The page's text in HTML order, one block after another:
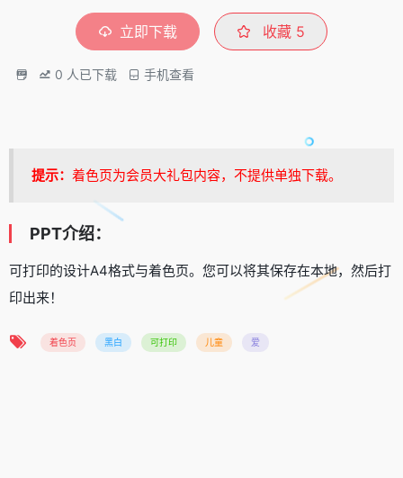
立即下载 收藏 5
0 人已下载 手机查看
提示： 着色页为会员大礼包内容，不提供单独下载。
PPT介绍：
可打印的设计A4格式与着色页。您可以将其保存在本地，然后打
印出来！
着色页 黑白 可打印 儿童 爱